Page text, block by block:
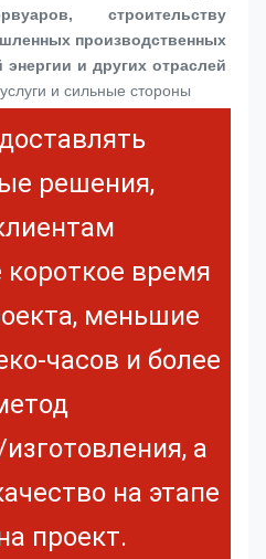
строительству
производственных
и других отраслей
и сильные стороны
решения,
короткое время
меньшие
часов и более
а
на этапе
проект.